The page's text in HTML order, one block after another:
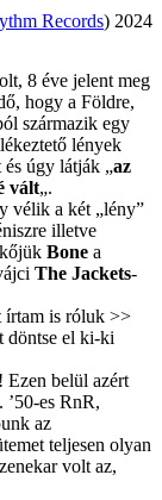
Records) 2024
8 éve jelent meg
hogy a Földre,
származik egy
lények
úgy látják „az
vált„.
vélik a két „lény”
illetve
Bone a
The Jackets-
írtam is róluk >>
döntse el ki-ki
Ezen belül azért
’50-es RnR,
az
teljesen olyan
volt az,